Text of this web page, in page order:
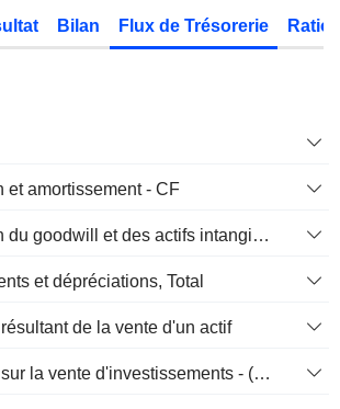
Bilan Flux de Trésorerie
et amortissement - CF
Dépréciation du goodwill et des actifs intangibles
et dépréciations, Total
de la vente d'un actif
(Gain) perte sur la vente d'investissements - (CF)